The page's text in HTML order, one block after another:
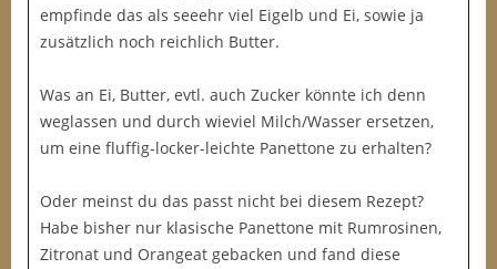
empfinde das als seeehr viel Eigelb und Ei, sowie ja
zusätzlich noch reichlich Butter.
Was an Ei, Butter, evtl. auch Zucker könnte ich denn
weglassen und durch wieviel Milch/Wasser ersetzen,
um eine fluffig-locker-leichte Panettone zu erhalten?
Oder meinst du das passt nicht bei diesem Rezept?
Habe bisher nur klasische Panettone mit Rumrosinen,
Zitronat und Orangeat gebacken und fand diese